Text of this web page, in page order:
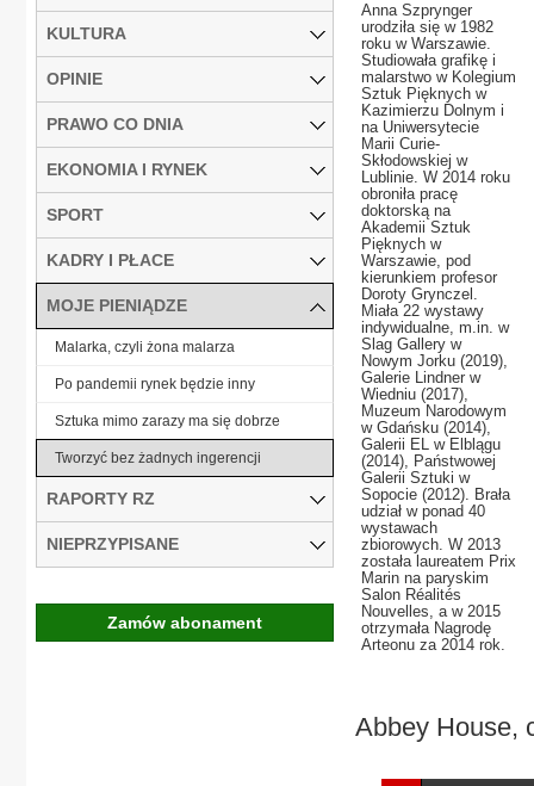
Anna Szprynger
urodziła się w 1982
roku w Warszawie.
Studiowała grafikę i
malarstwo w Kolegium
Sztuk Pięknych w
Kazimierzu Dolnym i
na Uniwersytecie
Marii Curie-
Skłodowskiej w
Lublinie. W 2014 roku
obroniła pracę
doktorską na
Akademii Sztuk
Pięknych w
Warszawie, pod
kierunkiem profesor
Doroty Grynczel.
Miała 22 wystawy
indywidualne, m.in. w
Slag Gallery w
Nowym Jorku (2019),
Galerie Lindner w
Wiedniu (2017),
Muzeum Narodowym
w Gdańsku (2014),
Galerii EL w Elblągu
(2014), Państwowej
Galerii Sztuki w
Sopocie (2012). Brała
udział w ponad 40
wystawach
zbiorowych. W 2013
została laureatem Prix
Marin na paryskim
Salon Réalités
Nouvelles, a w 2015
otrzymała Nagrodę
Arteonu za 2014 rok.
Abbey House,
KULTURA
OPINIE
PRAWO CO DNIA
EKONOMIA I RYNEK
SPORT
KADRY I PŁACE
MOJE PIENIĄDZE
Malarka, czyli żona malarza
Po pandemii rynek będzie inny
Sztuka mimo zarazy ma się dobrze
Tworzyć bez żadnych ingerencji
RAPORTY RZ
NIEPRZYPISANE
Zamów abonament